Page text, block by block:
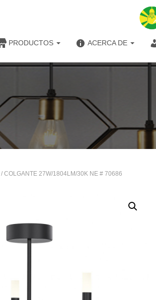
PRODUCTOS ACERCA DE
/ COLGANTE 27W/1804LM/30K NE # 70686